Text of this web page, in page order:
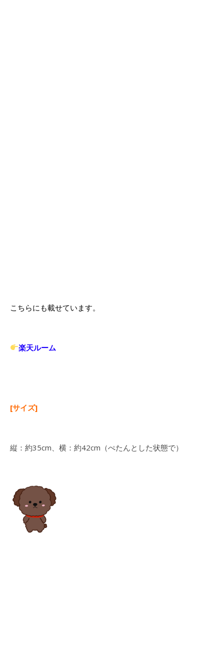
こちらにも載せています。
楽天ルーム
[サイズ]
縦：約35cm、横：約42cm（ぺたんとした状態で）